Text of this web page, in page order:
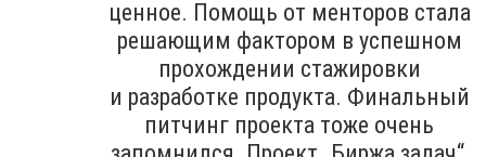
ценное. Помощь от менторов стала
решающим фактором в успешном
прохождении стажировки
и разработке продукта. Финальный
питчинг проекта тоже очень